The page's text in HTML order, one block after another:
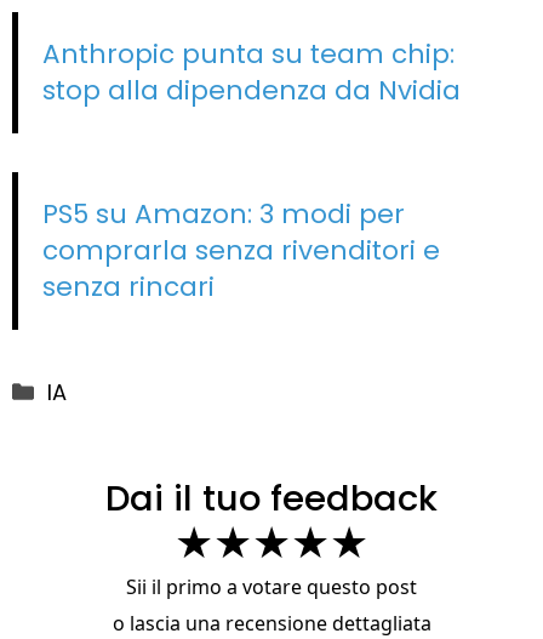
Anthropic punta su team chip:
stop alla dipendenza da Nvidia
PS5 su Amazon: 3 modi per
comprarla senza rivenditori e
senza rincari
Categorie
IA
Dai il tuo feedback
★★★★★
Sii il primo a votare questo post
o lascia una recensione dettagliata